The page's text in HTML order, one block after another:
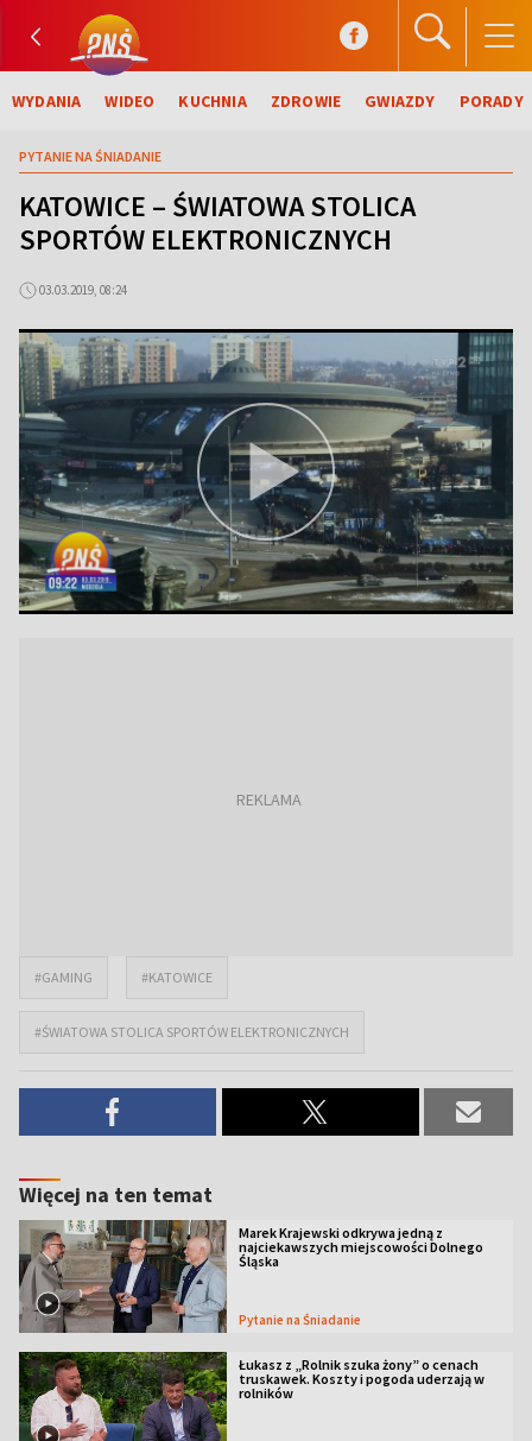
WYDANIA WIDEO KUCHNIA ZDROWIE GWIAZDY PORADY
PYTANIE NA ŚNIADANIE
KATOWICE – ŚWIATOWA STOLICA
SPORTÓW ELEKTRONICZNYCH
03.03.2019, 08:24
#GAMING #KATOWICE
#ŚWIATOWA STOLICA SPORTÓW ELEKTRONICZNYCH
Więcej na ten temat
Marek Krajewski odkrywa jedną z
najciekawszych miejscowości Dolnego
Śląska
Pytanie na Śniadanie
Łukasz z „Rolnik szuka żony” o cenach
truskawek. Koszty i pogoda uderzają w
rolników